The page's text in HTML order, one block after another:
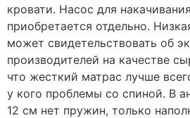
кровати. Насос для
приобретается отдельно.
может свидетельствовать об
производителей на качестве
что жесткий матрас лучше
у кого проблемы со спиной. В
12 см нет пружин, только